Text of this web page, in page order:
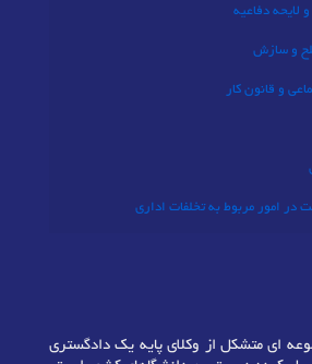
لایحه دفاعیه
و سازش
و قانون کار
در امور مربوط به تخلفات اداری
ای متشکل از وکلای پایه یک دادگستری